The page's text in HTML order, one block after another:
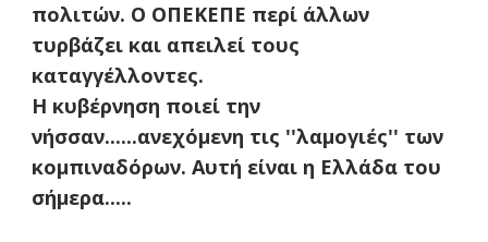
πολιτών. Ο ΟΠΕΚΕΠΕ περί άλλων
τυρβάζει και απειλεί τους
καταγγέλλοντες.
Η κυβέρνηση ποιεί την
νήσσαν......ανεχόμενη τις ''λαμογιές'' των
κομπιναδόρων. Αυτή είναι η Ελλάδα του
σήμερα.....